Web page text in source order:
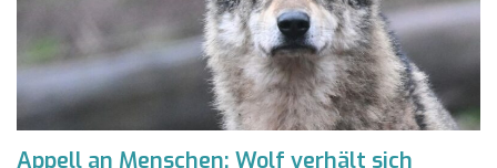
Appell an Menschen: Wolf verhält sich